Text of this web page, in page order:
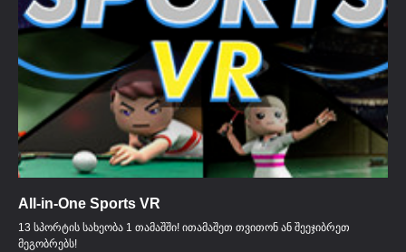
All-in-One Sports VR
13 სპორტის სახეობა 1 თამაშში! ითამაშეთ თვითონ ან შეეჯიბრეთ
მეგობრებს!